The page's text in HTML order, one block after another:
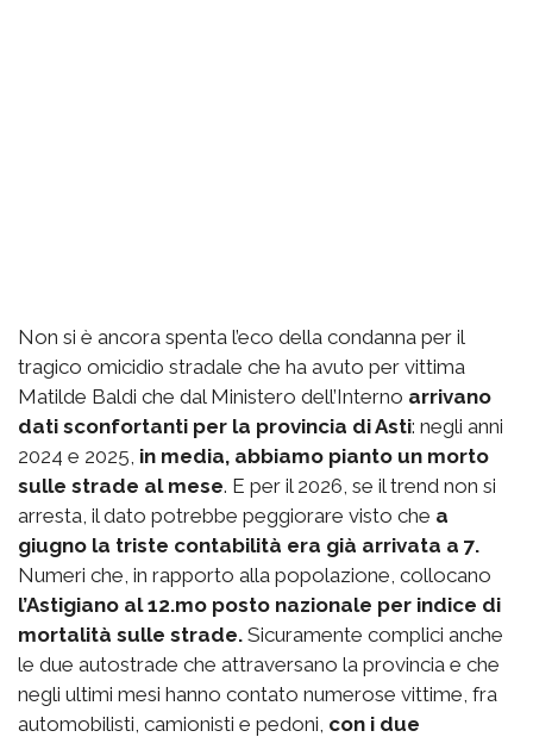
Non si è ancora spenta l’eco della condanna per il
tragico omicidio stradale che ha avuto per vittima
Matilde Baldi che dal Ministero dell’Interno arrivano
dati sconfortanti per la provincia di Asti: negli anni
2024 e 2025, in media, abbiamo pianto un morto
sulle strade al mese. E per il 2026, se il trend non si
arresta, il dato potrebbe peggiorare visto che a
giugno la triste contabilità era già arrivata a 7.
Numeri che, in rapporto alla popolazione, collocano
l’Astigiano al 12.mo posto nazionale per indice di
mortalità sulle strade. Sicuramente complici anche
le due autostrade che attraversano la provincia e che
negli ultimi mesi hanno contato numerose vittime, fra
automobilisti, camionisti e pedoni, con i due